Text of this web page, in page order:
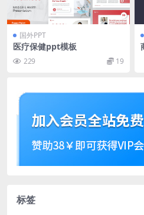
国外PPT
医疗保健ppt模板
229 19
标签